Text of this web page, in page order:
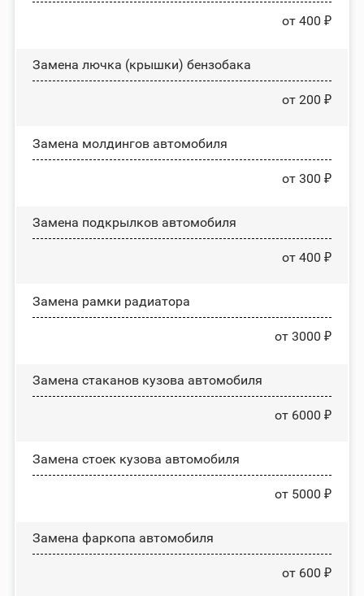
от 400 ₽
Замена лючка (крышки) бензобака
от 200 ₽
Замена молдингов автомобиля
от 300 ₽
Замена пoдĸpылĸoв автомобиля
от 400 ₽
Замена рамки радиатора
от 3000 ₽
Замена стаканов кузова автомобиля
от 6000 ₽
Замена стоек кузова автомобиля
от 5000 ₽
Замена фаркопа автомобиля
от 600 ₽